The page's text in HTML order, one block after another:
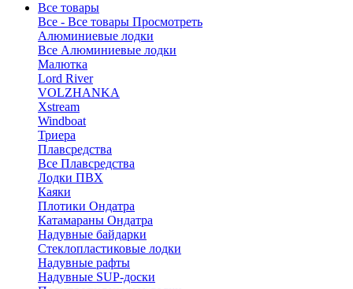
Все товары
Все - Все товары Просмотреть
Алюминиевые лодки
Все Алюминиевые лодки
Малютка
Lord River
VOLZHANKA
Xstream
Windboat
Триера
Плавсредства
Все Плавсредства
Лодки ПВХ
Каяки
Плотики Ондатра
Катамараны Ондатра
Надувные байдарки
Стеклопластиковые лодки
Надувные рафты
Надувные SUP-доски